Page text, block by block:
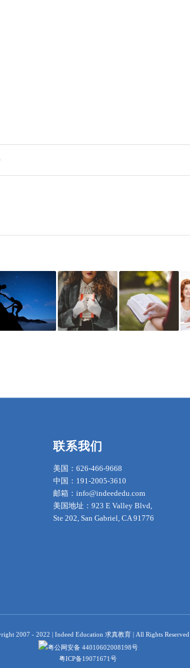
联系我们
美国：626-466-9668
中国：191-2005-3610
邮箱：info@indeededu.com
美国地址：923 E Valley Blvd,
Ste 202, San Gabriel, CA 91776
2007 - 2022 | Indeed Education 求真教育 | All Rights Reserved
粤公网安备 44010602008198号
粤ICP备19071671号